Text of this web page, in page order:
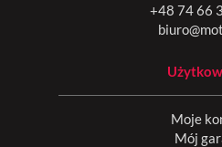
+48 74 66
Moje
Mój